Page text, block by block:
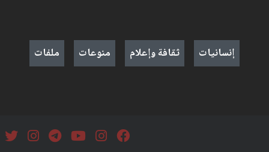
إنسانيات ثقافة وإعلام منوعات ملفات